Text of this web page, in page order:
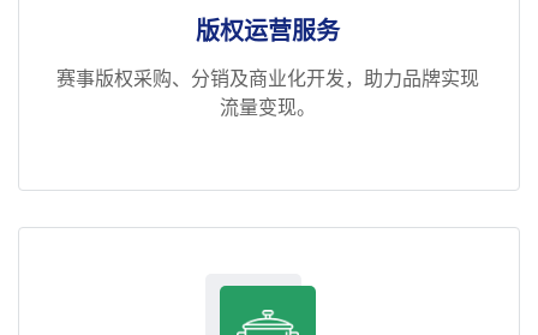
版权运营服务
赛事版权采购、分销及商业化开发，助力品牌实现
流量变现。